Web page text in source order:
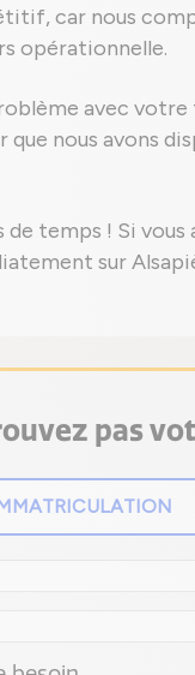
car nous
opérationnelle.
avec
que nous avons
de temps ! Si vous
sur
pas